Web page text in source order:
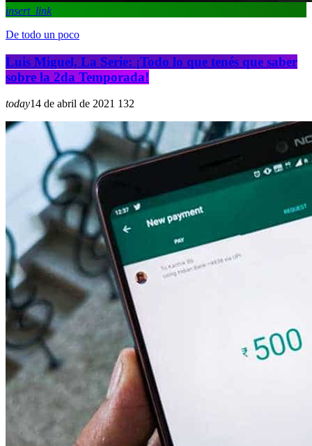
insert_link
De todo un poco
Luis Miguel, La Serie: ¡Todo lo que tenés que saber
sobre la 2da Temporada!
today14 de abril de 2021 132